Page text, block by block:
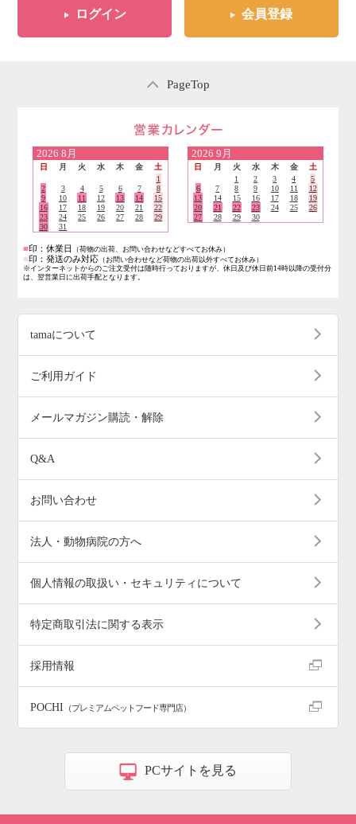
ログイン 会員登録
PageTop
2026 8月
日 月 火 水 木 金
土
1
2
3 4 5 6 7
8
9
10 11 12 13 14
15
16
17 18 19 20 21
22
23
24 25 26 27 28
29
30
31
2026 9月
日 月 火 水 木 金
土
1
2 3 4
5
6
7 8 9 10 11
12
13
14 15 16 17 18
19
20
21 22 23 24 25
26
27
28 29 30
■印：休業日 （荷物の出荷、お問い合わせなどすべてお休み）
■印：発送のみ対応 （お問い合わせなど荷物の出荷以外すべてお休み）
※インターネットからのご注文受付は随時行っておりますが、休日及び休日前14時以降の受付分
は、翌営業日に出荷手配となります。
tamaについて
ご利用ガイド
メールマガジン購読・解除
Q&A
お問い合わせ
法人・動物病院の方へ
個人情報の取扱い・セキュリティについて
特定商取引法に関する表示
採用情報
POCHI （プレミアムペットフード専門店）
PCサイトを見る